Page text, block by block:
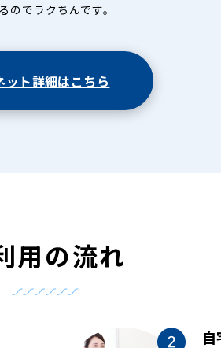
のでラクちんです。
ット詳細はこちら
用の流れ